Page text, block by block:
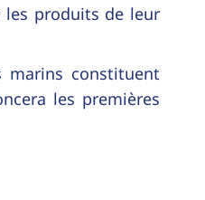
les produits de leur
marins constituent
les premières